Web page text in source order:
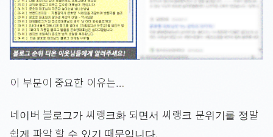
이 부분이 중요한 이유는…
네이버 블로그가 씨랭크화 되면서 씨랭크 분위기를 정말
쉽게 파악 할 수 있기 때문입니다.